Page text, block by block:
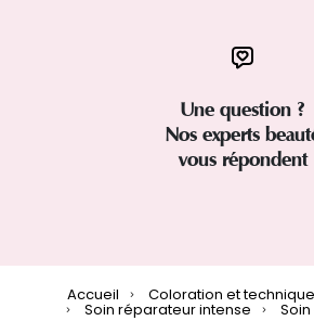
Une question ?
Nos experts
vous répondent
Accueil Coloration et technique
Soin réparateur intense